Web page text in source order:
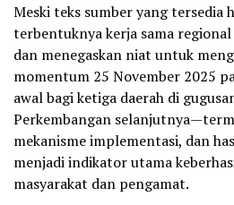
Meski teks sumber yang tersedia
terbentuknya kerja sama
dan menegaskan niat untuk
momentum 25 November 2025
awal bagi ketiga daerah di
Perkembangan
mekanisme implementasi, dan
menjadi indikator utama
masyarakat dan pengamat.